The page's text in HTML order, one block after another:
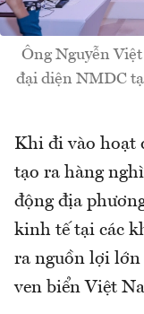
Ông Nguyễn
đại diện NMDC
Khi đi vào hoạt
tạo ra hàng
động địa
kinh tế tại các
ra nguồn lợi lớn
ven biển Việt